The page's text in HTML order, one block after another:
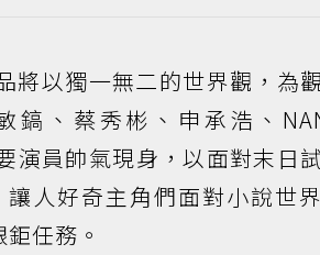
將以獨一無二的世界觀，為
鎬、蔡秀彬、申承浩、
演員帥氣現身，以面對末日
人好奇主角們面對小說世
任務。